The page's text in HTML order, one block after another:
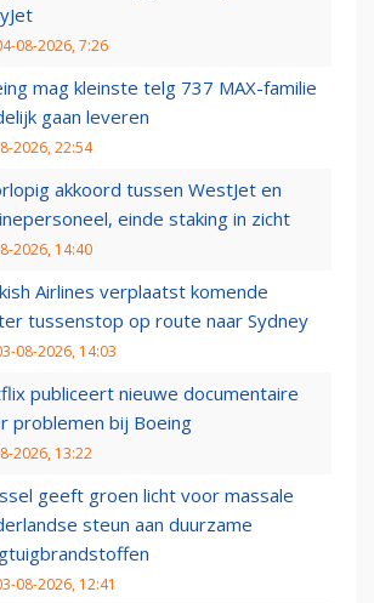
08-2026, 7:26
mag kleinste telg 737 MAX-familie
gaan leveren
2026, 22:54
akkoord tussen WestJet en
einde staking in zicht
2026, 14:40
Airlines verplaatst komende
tussenstop op route naar Sydney
08-2026, 14:03
publiceert nieuwe documentaire
problemen bij Boeing
2026, 13:22
geeft groen licht voor massale
steun aan duurzame
08-2026, 12:41